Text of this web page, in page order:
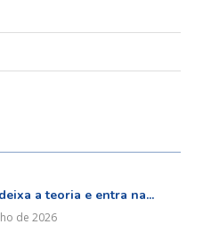
a teoria e entra na...
de 2026